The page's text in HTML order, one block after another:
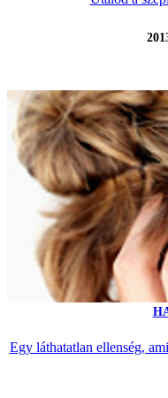
Egy láthatatlan ellenség,